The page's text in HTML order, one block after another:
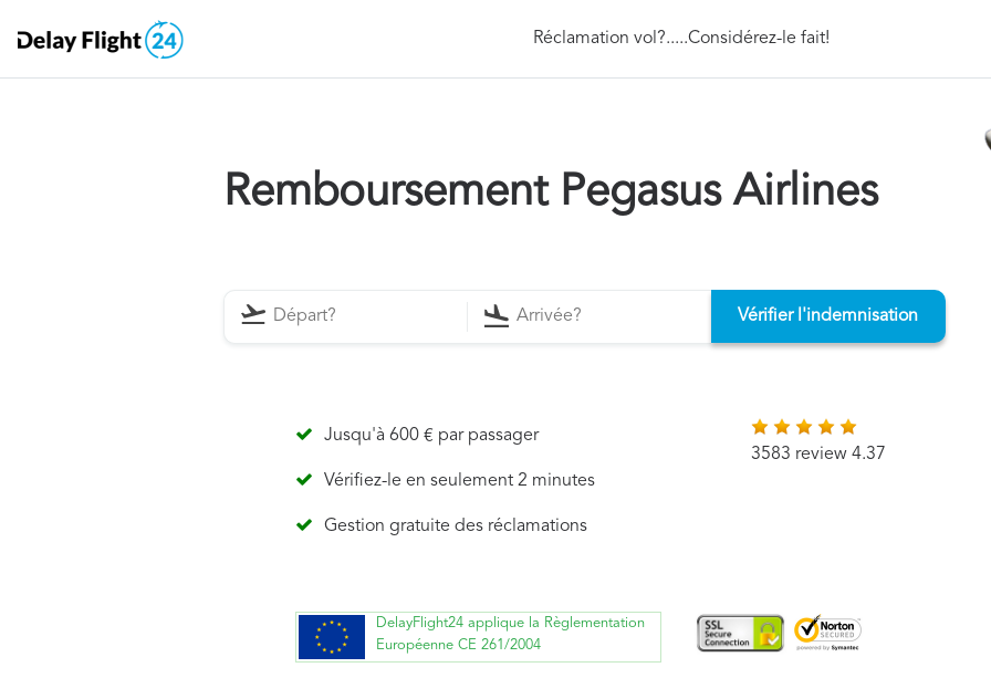
Réclamation vol?.....Considérez-le fait!
Remboursement Pegasus Airlines
Vérifier l'indemnisation
Jusqu'à 600 € par passager
Vérifiez-le en seulement 2 minutes
Gestion gratuite des réclamations
3583 review 4.37
DelayFlight24 applique la Règlementation
Européenne CE 261/2004